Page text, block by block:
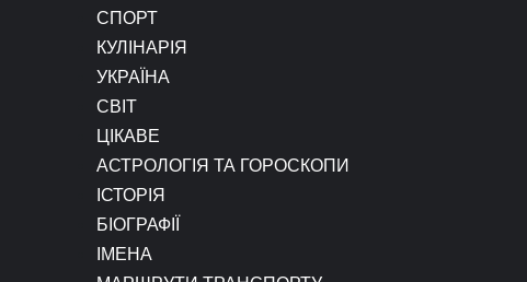
СПОРТ
КУЛІНАРІЯ
УКРАЇНА
СВІТ
ЦІКАВЕ
АСТРОЛОГІЯ ТА ГОРОСКОПИ
ІСТОРІЯ
БІОГРАФІЇ
ІМЕНА